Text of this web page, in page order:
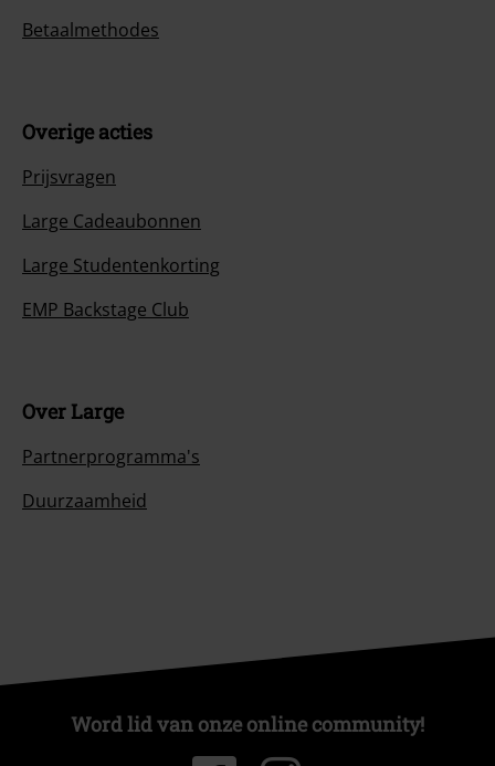
Betaalmethodes
Overige acties
Prijsvragen
Large Cadeaubonnen
Large Studentenkorting
EMP Backstage Club
Over Large
Partnerprogramma's
Duurzaamheid
Word lid van onze online community!